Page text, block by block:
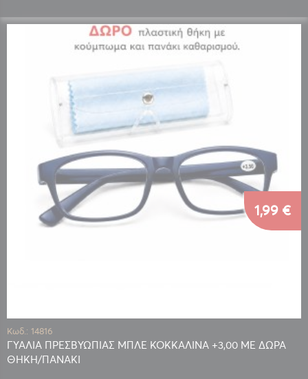
Κωδ.: 14816
ΓΥΑΛΙΑ ΠΡΕΣΒΥΩΠΙΑΣ ΜΠΛΕ ΚΟΚΚΑΛΙΝΑ +3,00 ΜΕ ΔΩΡΑ
ΘΗΚΗ/ΠΑΝΑΚΙ
1,99 €